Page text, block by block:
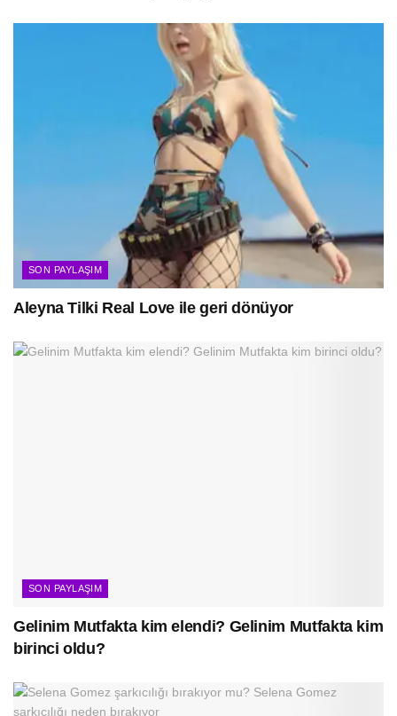
SON PAYLAŞIM
Aleyna Tilki Real Love ile geri dönüyor
SON PAYLAŞIM
Gelinim Mutfakta kim elendi? Gelinim Mutfakta kim
birinci oldu?